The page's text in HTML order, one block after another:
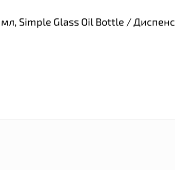
Simple Glass Oil Bottle /